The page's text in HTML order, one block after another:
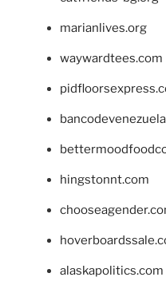
marianlives.org
waywardtees.com
hingstonnt.com
alaskapolitics.com